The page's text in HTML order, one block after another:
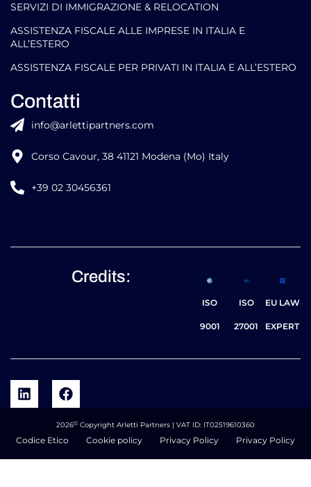
SERVIZI DI IMMIGRAZIONE & RELOCATION
ASSISTENZA FISCALE ALLE IMPRESE IN ITALIA E
ALL’ESTERO
ASSISTENZA FISCALE PER PRIVATI IN ITALIA E ALL’ESTERO
Contatti
info@arlettipartners.com
Corso Cavour, 38 41121 Modena (Mo) Italy
+39 02 30456361
Credits:
ISO
9001
ISO
27001
EU LAW
EXPERT
2026© Copyright Arletti Partners | VAT ID: IT02519610360
Codice Etico Cookie policy Privacy Policy Privacy Policy